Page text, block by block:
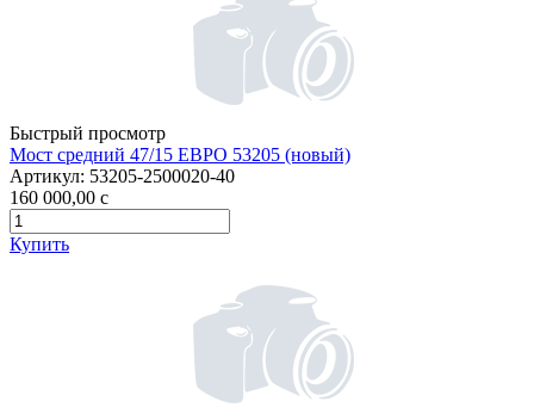
Быстрый просмотр
Мост средний 47/15 ЕВРО 53205 (новый)
Артикул: 53205-2500020-40
160 000,00 c
Купить